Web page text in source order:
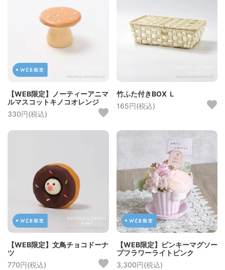
【WEB限定】ノーティーアニマ
ルマスコットキノコオレンジ
330円(税込)
竹ふた付きBOX Ｌ
165円(税込)
【WEB限定】文鳥チョコドーナ
ツ
770円(税込)
【WEB限定】ピンキーマグソー
プフラワーライトピンク
3,300円(税込)